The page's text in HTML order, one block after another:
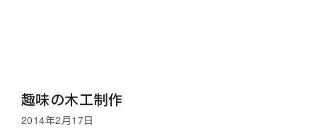
趣味の木工制作
2014年2月17日